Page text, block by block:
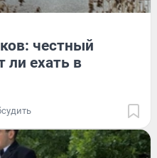
честный
ли ехать в